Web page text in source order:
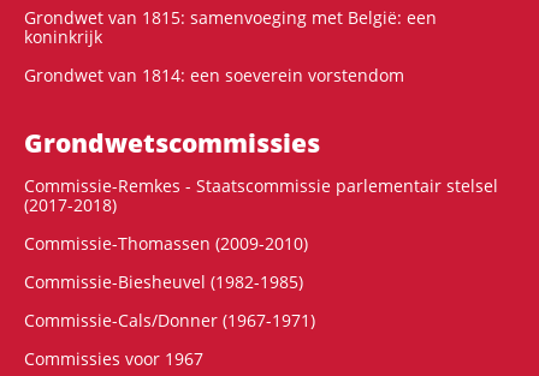
Grondwet van 1815: samenvoeging met België: een
koninkrijk
Grondwet van 1814: een soeverein vorstendom
Grondwets­commissies
Commissie-Remkes - Staatscommissie parlementair stelsel
(2017-2018)
Commissie-Thomassen (2009-2010)
Commissie-Biesheuvel (1982-1985)
Commissie-Cals/Donner (1967-1971)
Commissies voor 1967